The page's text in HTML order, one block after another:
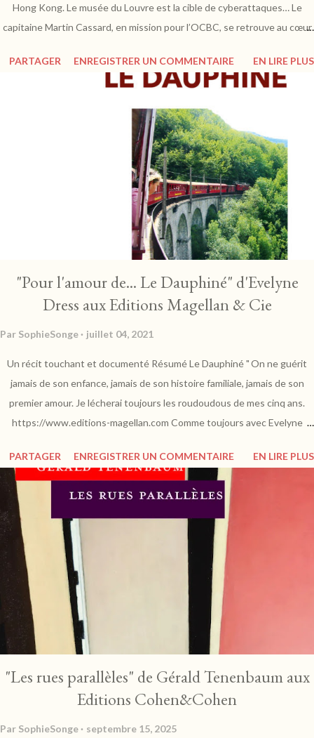
Hong Kong. Le musée du Louvre est la cible de cyberattaques… Le
capitaine Martin Cassard, en mission pour l’OCBC, se retrouve au cœur
femme blonde dans l’avion Paris-Hong Kong… https://www.cohen-
cohen.fr Juliette Belfiore - "Hacking à Hong Kong" : Un récit explosif
Mon avis Ancien flic à la PJ, Martin Cassard entreprend sa première
mission pour le compte de l'OCBC. Novice dans le milieu de l'art et de la
cryptologie, il ignore encore où tout cela va le mener. Et si dans l'avion
qui l'emporte à Hong Kong, ses hormones s'en mêlent, l'enquête promet
d'être mouvementée... L'auteure nous embarque à toute vitesse dans
un récit trépidant. Le rythme est soutenu, et les dialogues très
présents nous tiennent en alerte à chaque instant. On se se...
PARTAGER ENREGISTRER UN COMMENTAIRE EN LIRE PLUS
"Pour l'amour de... Le Dauphiné" d'Evelyne
Dress aux Editions Magellan & Cie
Par SophieSonge juillet 04, 2021
Un récit touchant et documenté Résumé Le Dauphiné " On ne guérit
jamais de son enfance, jamais de son histoire familiale, jamais de son
premier amour. Je lécherai toujours les roudoudous de mes cinq ans.
https://www.editions-magellan.com Comme toujours avec Evelyne
d'émotions en terres du Dauphiné, où elle y a inscrit ses souvenirs bénis
d'enfance. Sur les traces de Napoléon, Evelyne nous invite à découvrir
une région riche de son patrimoine culturel. Les paysages sont
grandioses et portent à la contemplation, oscillant entre plaisirs
d'architecture, de faune ou de flore. On n'oublie pas bien sûr la
gastronomie qui réveille les sens, et qui fait frétiller les papilles. "Ce
territoire, je le porte en moi. Je suis faite de ce pays, j'y ai grandi. C'est là
où j'ai tout appris, où j'ai ri, pleuré, aimé, tremblé, rêvé, fumé en cachette
PARTAGER ENREGISTRER UN COMMENTAIRE EN LIRE PLUS
"Les rues parallèles" de Gérald Tenenbaum aux
Editions Cohen&Cohen
Par SophieSonge septembre 15, 2025